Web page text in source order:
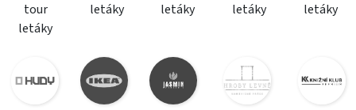
tour
letáky
letáky
letáky
letáky
letáky